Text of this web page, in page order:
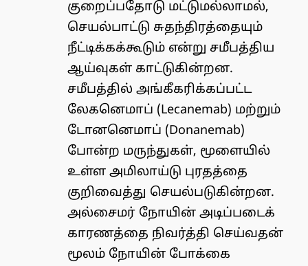
குறைப்பதோடு மட்டுமல்லாமல்,
செயல்பாட்டு சுதந்திரத்தையும்
நீட்டிக்கக்கூடும் என்று சமீபத்திய
ஆய்வுகள் காட்டுகின்றன.
சமீபத்தில் அங்கீகரிக்கப்பட்ட
லேகனெமாப் (Lecanemab) மற்றும்
டோனனெமாப் (Donanemab)
போன்ற மருந்துகள், மூளையில்
உள்ள அமிலாய்டு புரதத்தை
குறிவைத்து செயல்படுகின்றன.
அல்சைமர் நோயின் அடிப்படைக்
காரணத்தை நிவர்த்தி செய்வதன்
மூலம் நோயின் போக்கை